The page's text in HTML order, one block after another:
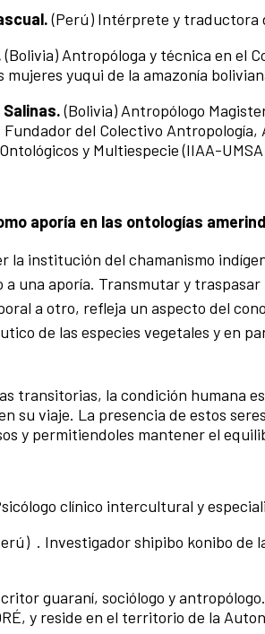
(Perú) Intérprete y traductora
(Bolivia) Antropóloga y técnica en el
mujeres yuqui de la amazonía
Salinas.(Bolivia) Antropólogo
del Colectivo
y Multiespecie (IIAA-
aporía en las ontologías
la institución del chamanismo
a una aporía. Transmutar y
a otro, refleja un aspecto del
de las especies vegetales y en
transitorias, la condición humana
su viaje. La presencia de estos
y permitiendoles mantener el
clínico intercultural y
. Investigador shipibo konibo de
guaraní, sociólogo y
y reside en el territorio de la